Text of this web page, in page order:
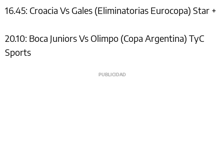
16.45: Croacia Vs Gales (Eliminatorias Eurocopa) Star +
20.10: Boca Juniors Vs Olimpo (Copa Argentina) TyC
Sports